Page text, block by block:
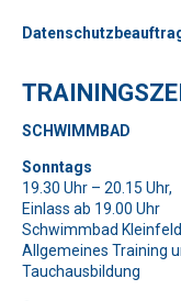
Auto.
LKW.
Bitte lasse dieses Feld
Bitte beweise, dass du
Baum .
Bitte beweise, dass du
Schlüssel
Bitte lasse dieses Feld
Bitte beweise, dass du
Schlüssel.
Bitte lasse dieses Feld
Bitte beweise, dass
SCHWIMMBAD
Sonntags
19.30 Uhr – 20.15 Uhr,
Einlass ab 19.00 Uhr
Schwimmbad
Allgemeines Training
Tauchausbildung